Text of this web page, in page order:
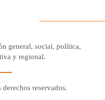
general, social, política,
y regional.
reservados.